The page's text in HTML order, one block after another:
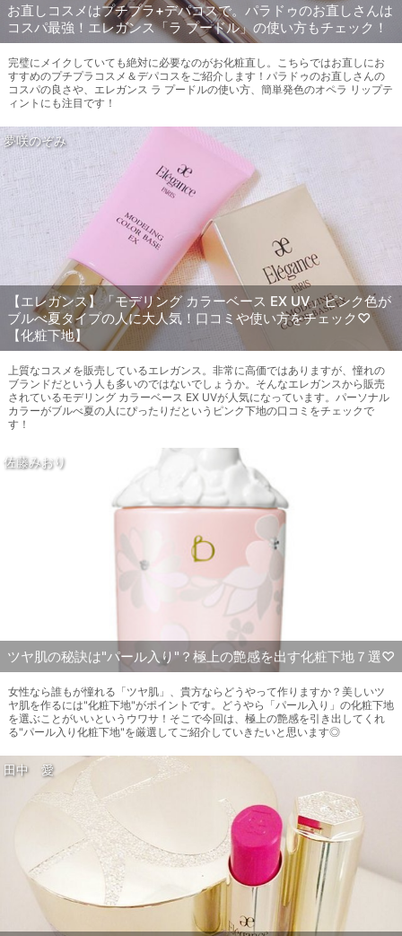
お直しコスメはプチプラ+デパコスで。パラドゥのお直しさんは
コスパ最強！エレガンス「ラ プードル」の使い方もチェック！
完璧にメイクしていても絶対に必要なのがお化粧直し。こちらではお直しにお
すすめのプチプラコスメ＆デパコスをご紹介します！パラドゥのお直しさんの
コスパの良さや、エレガンス ラ プードルの使い方、簡単発色のオペラ リップテ
ィントにも注目です！
夢咲のぞみ
【エレガンス】「モデリング カラーベース EX UV」ピンク色が
ブルべ夏タイプの人に大人気！口コミや使い方をチェック♡
【化粧下地】
上質なコスメを販売しているエレガンス。非常に高価ではありますが、憧れの
ブランドだという人も多いのではないでしょうか。そんなエレガンスから販売
されているモデリング カラーベース EX UVが人気になっています。パーソナル
カラーがブルべ夏の人にぴったりだというピンク下地の口コミをチェックで
す！
佐藤みおり
ツヤ肌の秘訣は"パール入り"？極上の艶感を出す化粧下地７選♡
女性なら誰もが憧れる「ツヤ肌」、貴方ならどうやって作りますか？美しいツ
ヤ肌を作るには"化粧下地"がポイントです。どうやら「パール入り」の化粧下地
を選ぶことがいいというウワサ！そこで今回は、極上の艶感を引き出してくれ
る"パール入り化粧下地"を厳選してご紹介していきたいと思います◎
田中 愛